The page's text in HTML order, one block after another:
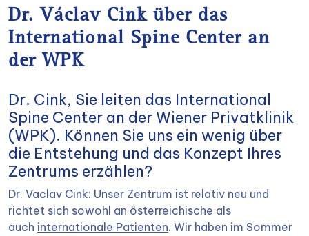
Dr. Václav Cink über das
International Spine Center an
der WPK
Dr. Cink, Sie leiten das International
Spine Center an der Wiener Privatklinik
(WPK). Können Sie uns ein wenig über
die Entstehung und das Konzept Ihres
Zentrums erzählen?
Dr. Vaclav Cink: Unser Zentrum ist relativ neu und
richtet sich sowohl an österreichische als
auch internationale Patienten. Wir haben im Sommer